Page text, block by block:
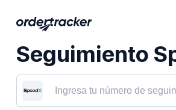
Seguimiento